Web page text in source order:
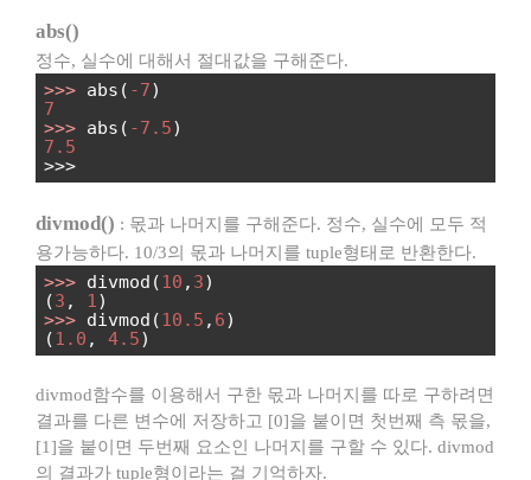
abs()
정수, 실수에 대해서 절대값을 구해준다.
>>> abs( -7)
7
>>> abs( -7.5)
7.5
>>>
divmod() : 몫과 나머지를 구해준다. 정수, 실수에 모두 적
용가능하다. 10/3의 몫과 나머지를 tuple형태로 반환한다.
>>> divmod(10 , 3)
(3 , 1 )
>>> divmod(10.5 , 6)
(1.0 , 4.5)
divmod함수를 이용해서 구한 몫과 나머지를 따로 구하려면
결과를 다른 변수에 저장하고 [0]을 붙이면 첫번째 측 몫을,
[1]을 붙이면 두번째 요소인 나머지를 구할 수 있다. divmod
의 결과가 tuple형이라는 걸 기억하자.